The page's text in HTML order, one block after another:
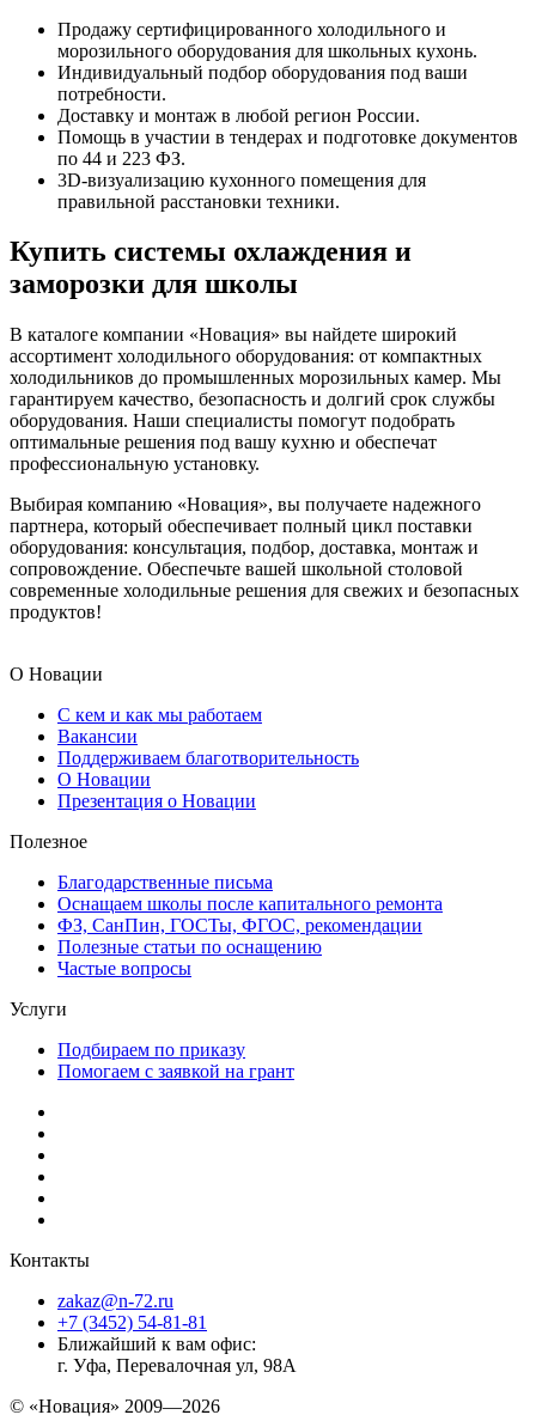
Продажу сертифицированного холодильного и
морозильного оборудования для школьных кухонь.
Индивидуальный подбор оборудования под ваши
потребности.
Доставку и монтаж в любой регион России.
Помощь в участии в тендерах и подготовке документов
по 44 и 223 ФЗ.
3D-визуализацию кухонного помещения для
правильной расстановки техники.
Купить системы охлаждения и
заморозки для школы
В каталоге компании «Новация» вы найдете широкий
ассортимент холодильного оборудования: от компактных
холодильников до промышленных морозильных камер. Мы
гарантируем качество, безопасность и долгий срок службы
оборудования. Наши специалисты помогут подобрать
оптимальные решения под вашу кухню и обеспечат
профессиональную установку.
Выбирая компанию «Новация», вы получаете надежного
партнера, который обеспечивает полный цикл поставки
оборудования: консультация, подбор, доставка, монтаж и
сопровождение. Обеспечьте вашей школьной столовой
современные холодильные решения для свежих и безопасных
продуктов!
О Новации
С кем и как мы работаем
Вакансии
Поддерживаем благотворительность
О Новации
Презентация о Новации
Полезное
Благодарственные письма
Оснащаем школы после капитального ремонта
ФЗ, СанПин, ГОСТы, ФГОС, рекомендации
Полезные статьи по оснащению
Частые вопросы
Услуги
Подбираем по приказу
Помогаем с заявкой на грант
Контакты
zakaz@n-72.ru
+7 (3452) 54-81-81
Ближайший к вам офис:
г. Уфа, Перевалочная ул, 98А
© «Новация» 2009—2026